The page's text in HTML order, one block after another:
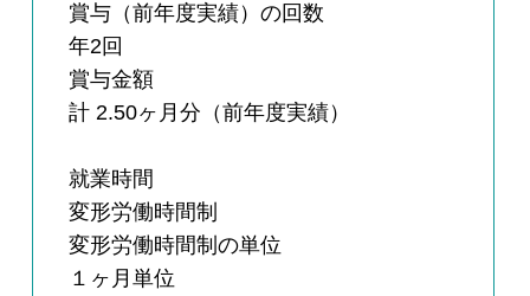
賞与（前年度実績）の回数
年2回
賞与金額
計 2.50ヶ月分（前年度実績）
就業時間
変形労働時間制
変形労働時間制の単位
１ヶ月単位